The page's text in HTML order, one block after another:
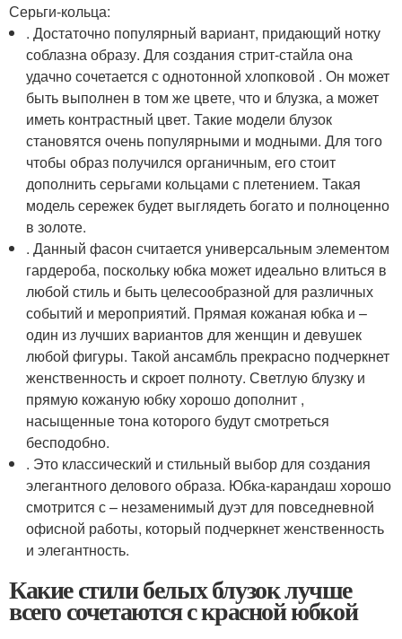
Серьги-кольца:
. Достаточно популярный вариант, придающий нотку
соблазна образу. Для создания стрит-стайла она
удачно сочетается с однотонной хлопковой . Он может
быть выполнен в том же цвете, что и блузка, а может
иметь контрастный цвет. Такие модели блузок
становятся очень популярными и модными. Для того
чтобы образ получился органичным, его стоит
дополнить серьгами кольцами с плетением. Такая
модель сережек будет выглядеть богато и полноценно
в золоте.
. Данный фасон считается универсальным элементом
гардероба, поскольку юбка может идеально влиться в
любой стиль и быть целесообразной для различных
событий и мероприятий. Прямая кожаная юбка и –
один из лучших вариантов для женщин и девушек
любой фигуры. Такой ансамбль прекрасно подчеркнет
женственность и скроет полноту. Светлую блузку и
прямую кожаную юбку хорошо дополнит ,
насыщенные тона которого будут смотреться
бесподобно.
. Это классический и стильный выбор для создания
элегантного делового образа. Юбка-карандаш хорошо
смотрится с – незаменимый дуэт для повседневной
офисной работы, который подчеркнет женственность
и элегантность.
Какие стили белых блузок лучше
всего сочетаются с красной юбкой